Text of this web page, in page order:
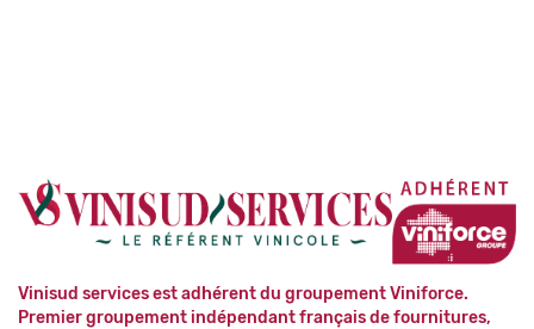
Vinisud services est adhérent du groupement Viniforce.
Premier groupement indépendant français de fournitures,